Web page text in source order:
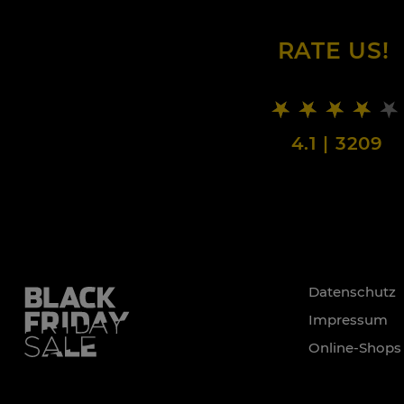
RATE US!
4.1 | 3209
Datenschutz
Impressum
Online-Shops